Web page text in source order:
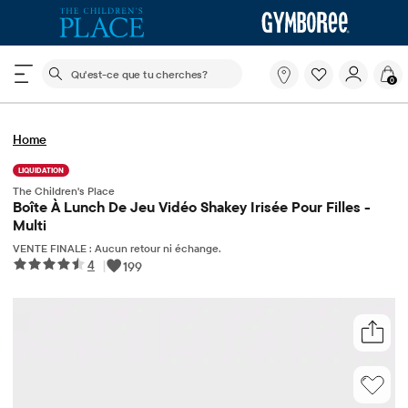
Le champ de recherche ci-dessous filtre les
Qu'est-
que
0
Home
LIQUIDATION
The Children's Place
Boîte À Lunch De Jeu Vidéo Shakey Irisée Pour Filles -
Multi
VENTE FINALE : Aucun retour ni échange.
4 | 199